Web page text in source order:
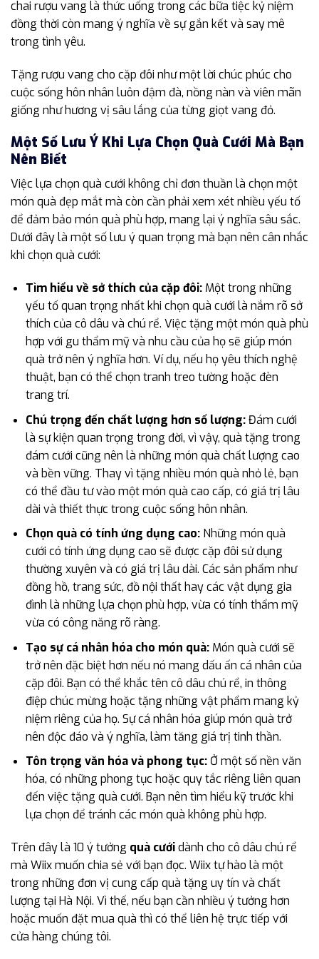
chai rượu vang là thức uống trong các bữa tiệc kỷ niệm
đồng thời còn mang ý nghĩa về sự gắn kết và say mê
trong tình yêu.
Tặng rượu vang cho cặp đôi như một lời chúc phúc cho
cuộc sống hôn nhân luôn đậm đà, nồng nàn và viên mãn
giống như hương vị sâu lắng của từng giọt vang đỏ.
Một Số Lưu Ý Khi Lựa Chọn Quà Cưới Mà Bạn
Nên Biết
Việc lựa chọn quà cưới không chỉ đơn thuần là chọn một
món quà đẹp mắt mà còn cần phải xem xét nhiều yếu tố
để đảm bảo món quà phù hợp, mang lại ý nghĩa sâu sắc.
Dưới đây là một số lưu ý quan trọng mà bạn nên cân nhắc
khi chọn quà cưới:
Tìm hiểu về sở thích của cặp đôi:Một trong những
yếu tố quan trọng nhất khi chọn quà cưới là nắm rõ sở
thích của cô dâu và chú rể. Việc tặng một món quà phù
hợp với gu thẩm mỹ và nhu cầu của họ sẽ giúp món
quà trở nên ý nghĩa hơn. Ví dụ, nếu họ yêu thích nghệ
thuật, bạn có thể chọn tranh treo tường hoặc đèn
trang trí.
Chú trọng đến chất lượng hơn số lượng:Đám cưới
là sự kiện quan trọng trong đời, vì vậy, quà tặng trong
đám cưới cũng nên là những món quà chất lượng cao
và bền vững. Thay vì tặng nhiều món quà nhỏ lẻ, bạn
có thể đầu tư vào một món quà cao cấp, có giá trị lâu
dài và thiết thực trong cuộc sống hôn nhân.
Chọn quà có tính ứng dụng cao:Những món quà
cưới có tính ứng dụng cao sẽ được cặp đôi sử dụng
thường xuyên và có giá trị lâu dài. Các sản phẩm như
đồng hồ, trang sức, đồ nội thất hay các vật dụng gia
đình là những lựa chọn phù hợp, vừa có tính thẩm mỹ
vừa có công năng rõ ràng.
Tạo sự cá nhân hóa cho món quà:Món quà cưới sẽ
trở nên đặc biệt hơn nếu nó mang dấu ấn cá nhân của
cặp đôi. Bạn có thể khắc tên cô dâu chú rể, in thông
điệp chúc mừng hoặc tặng những vật phẩm mang kỷ
niệm riêng của họ. Sự cá nhân hóa giúp món quà trở
nên độc đáo và ý nghĩa, làm tăng giá trị tinh thần.
Tôn trọng văn hóa và phong tục:Ở một số nền văn
hóa, có những phong tục hoặc quy tắc riêng liên quan
đến việc tặng quà cưới. Bạn nên tìm hiểu kỹ trước khi
lựa chọn để tránh các món quà không phù hợp.
Trên đây là 10 ý tưởng quà cướidành cho cô dâu chú rể
mà Wiix muốn chia sẻ với bạn đọc. Wiix tự hào là một
trong những đơn vị cung cấp quà tặng uy tín và chất
lượng tại Hà Nội. Vì thế, nếu bạn cần nhiều ý tưởng hơn
hoặc muốn đặt mua quà thì có thể liên hệ trực tiếp với
cửa hàng chúng tôi.